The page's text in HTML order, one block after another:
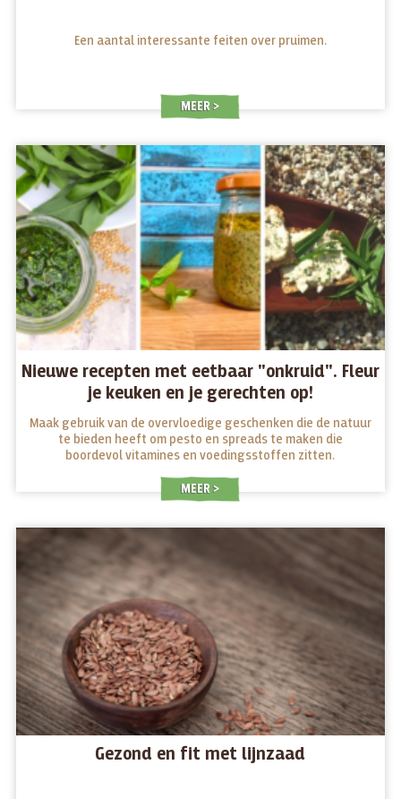
Een aantal interessante feiten over pruimen.
MEER
Nieuwe recepten met eetbaar "onkruid". Fleur
je keuken en je gerechten op!
Maak gebruik van de overvloedige geschenken die de natuur
te bieden heeft om pesto en spreads te maken die
boordevol vitamines en voedingsstoffen zitten.
MEER
Gezond en fit met lijnzaad